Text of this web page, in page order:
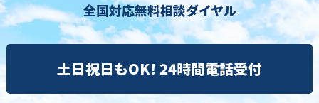
全国対応無料相談ダイヤル
土日祝日もOK! 24時間電話受付